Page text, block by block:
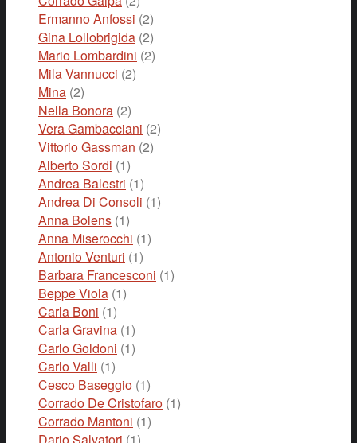
Ermanno Anfossi (2)
Gina Lollobrigida (2)
Mario Lombardini (2)
Mila Vannucci (2)
Mina (2)
Nella Bonora (2)
Vera Gambacciani (2)
Vittorio Gassman (2)
Alberto Sordi (1)
Andrea Balestri (1)
Andrea Di Consoli (1)
Anna Bolens (1)
Anna Miserocchi (1)
Antonio Venturi (1)
Barbara Francesconi (1)
Beppe Viola (1)
Carla Boni (1)
Carla Gravina (1)
Carlo Goldoni (1)
Carlo Valli (1)
Cesco Baseggio (1)
Corrado De Cristofaro (1)
Corrado Mantoni (1)
Dario Salvatori (1)